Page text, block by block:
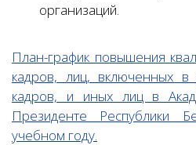
организаций.
План-график повышения
кадров, лиц, включенных
кадров, и иных лиц в
Президенте Республики
учебном году.